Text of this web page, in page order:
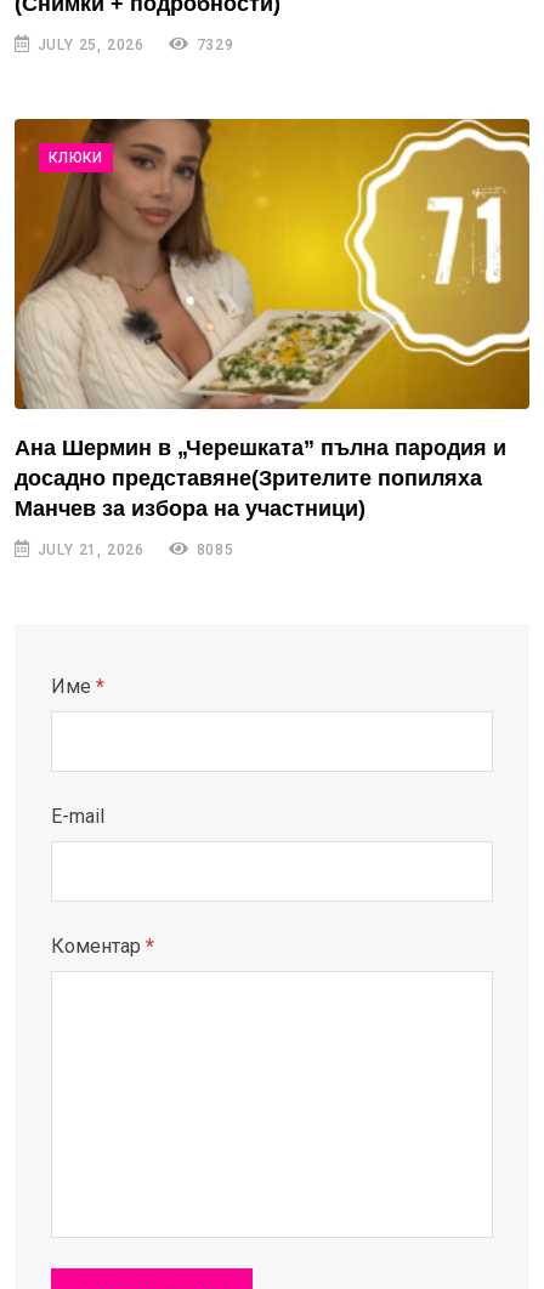
JULY 25, 2026 7329
КЛЮКИ
Ана Шермин в „Черешката” пълна пародия и
досадно представяне(Зрителите попиляха
Манчев за избора на участници)
JULY 21, 2026 8085
Име *
E-mail
Коментар *